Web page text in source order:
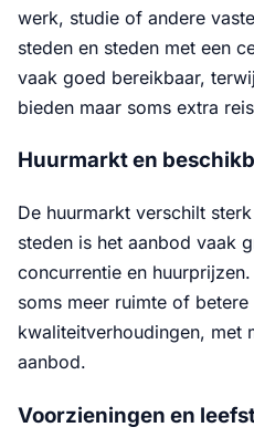
werk, studie of andere
steden en steden met een
vaak goed bereikbaar,
bieden maar soms extra
Huurmarkt en
De huurmarkt verschilt
steden is het aanbod vaak
concurrentie en
soms meer ruimte of
kwaliteitverhoudingen, met
aanbod.
Voorzieningen en